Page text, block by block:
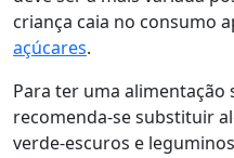
criança caia no consumo
açúcares.
Para ter uma alimentação
recomenda-se substituir
verde-escuros e